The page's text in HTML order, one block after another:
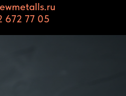
672 77 05